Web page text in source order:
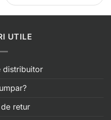
UTILE
distribuitor
retur